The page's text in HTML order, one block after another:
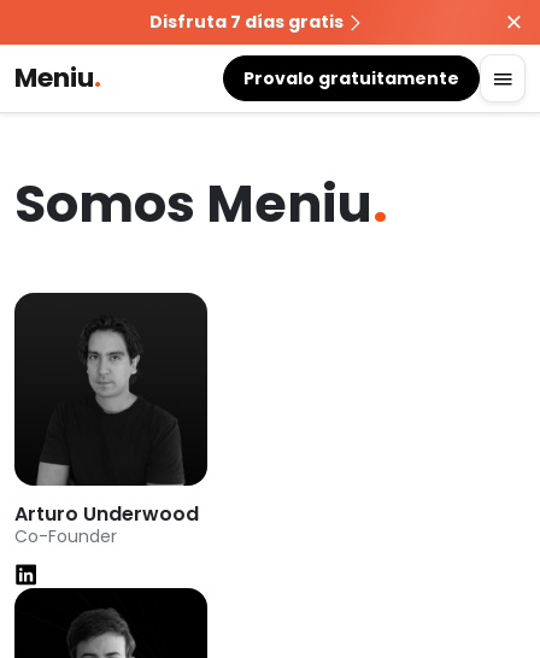
Disfruta 7 días gratis
Meniu. Provalo gratuitamente
Somos Meniu.
Arturo Underwood
Co-Founder